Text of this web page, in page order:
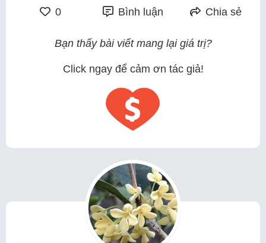
0 Bình luận Chia sẻ
Bạn thấy bài viết mang lại giá trị?
Click ngay để cảm ơn tác giả!